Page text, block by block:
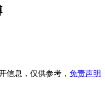
信息，仅供参考， 免责声明